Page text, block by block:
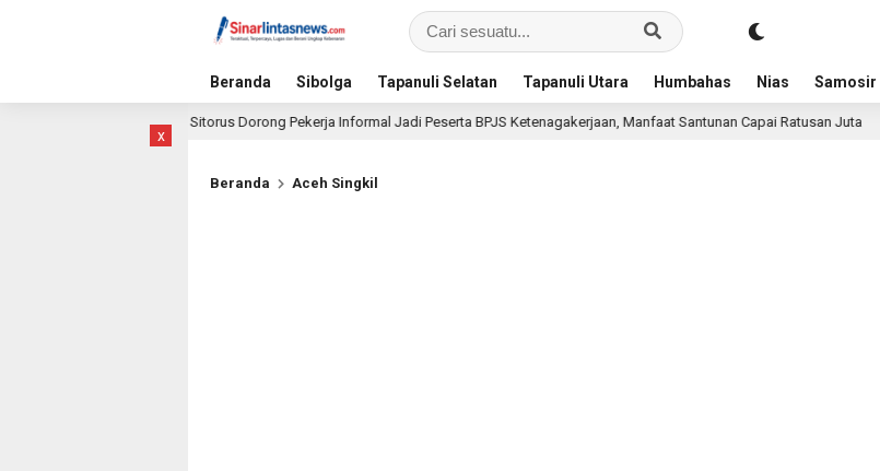
Beranda Sibolga Tapanuli Selatan Tapanuli Utara Humbahas Nias Samosir
x
Sihar Sitorus Dorong Pekerja Informal Jadi Peserta BPJS Ketenagakerjaan, Manfaat Santunan Capai Ratusan Juta 1 hari lalu
Beranda Aceh Singkil